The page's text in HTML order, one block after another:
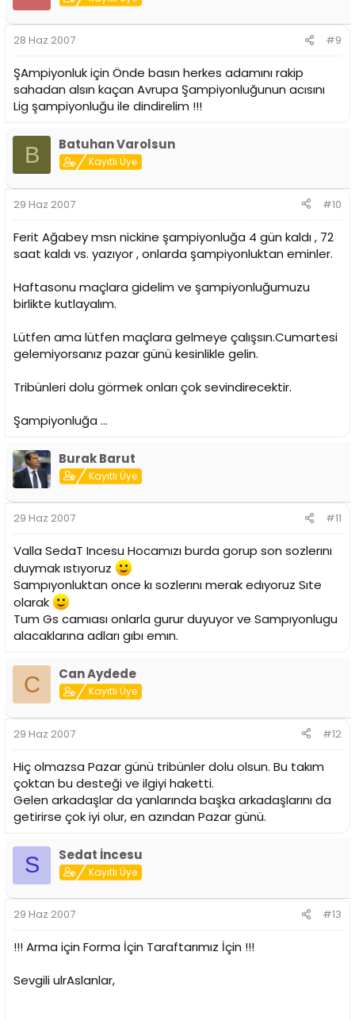
28 Haz 2007 #9
ŞAmpiyonluk için Önde basın herkes adamını rakip
sahadan alsın kaçan Avrupa Şampiyonluğunun acısını
Lig şampiyonluğu ile dindirelim !!!
B Batuhan Varolsun
Kayıtlı Üye
29 Haz 2007 #10
Ferit Ağabey msn nickine şampiyonluğa 4 gün kaldı , 72
saat kaldı vs. yazıyor , onlarda şampiyonluktan eminler.
Haftasonu maçlara gidelim ve şampiyonluğumuzu
birlikte kutlayalım.
Lütfen ama lütfen maçlara gelmeye çalışsın.Cumartesi
gelemiyorsanız pazar günü kesinlikle gelin.
Tribünleri dolu görmek onları çok sevindirecektir.
Şampiyonluğa ...
Burak Barut
Kayıtlı Üye
29 Haz 2007 #11
Valla SedaT Incesu Hocamızı burda gorup son sozlerını
duymak ıstıyoruz
Sampıyonluktan once kı sozlerını merak edıyoruz Sıte
olarak
Tum Gs camıası onlarla gurur duyuyor ve Sampıyonlugu
alacaklarına adları gıbı emın.
C Can Aydede
Kayıtlı Üye
29 Haz 2007 #12
Hiç olmazsa Pazar günü tribünler dolu olsun. Bu takım
çoktan bu desteği ve ilgiyi haketti.
Gelen arkadaşlar da yanlarında başka arkadaşlarını da
getirirse çok iyi olur, en azından Pazar günü.
S Sedat İncesu
Kayıtlı Üye
29 Haz 2007 #13
!!! Arma için Forma İçin Taraftarımız İçin !!!
Sevgili ulrAslanlar,